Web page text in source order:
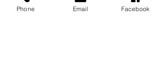
Phone Email Facebook